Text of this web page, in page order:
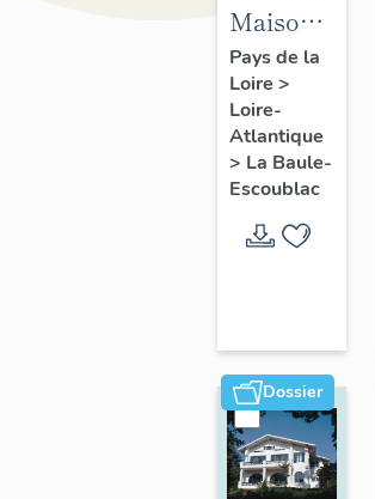
Maisons
dites
villas
balnéaires
et
immeubles
logements
de La
Baule-
Escoublac
Pays de la
Loire >
Loire-
Atlantique
> La Baule-
Escoublac
Dossier